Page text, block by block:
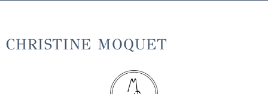
CHRISTINE MOQUET